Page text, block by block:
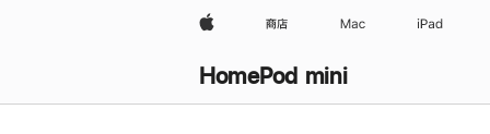
Apple 商店 Mac iPad
HomePod mini